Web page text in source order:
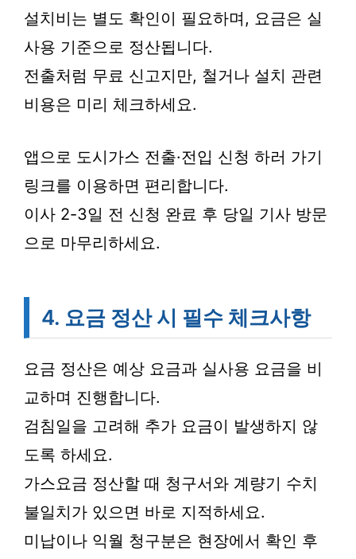
설치비는 별도 확인이 필요하며, 요금은 실
사용 기준으로 정산됩니다.
전출처럼 무료 신고지만, 철거나 설치 관련
비용은 미리 체크하세요.
앱으로 도시가스 전출·전입 신청 하러 가기
링크를 이용하면 편리합니다.
이사 2-3일 전 신청 완료 후 당일 기사 방문
으로 마무리하세요.
4. 요금 정산 시 필수 체크사항
요금 정산은 예상 요금과 실사용 요금을 비
교하며 진행합니다.
검침일을 고려해 추가 요금이 발생하지 않
도록 하세요.
가스요금 정산할 때 청구서와 계량기 수치
불일치가 있으면 바로 지적하세요.
미납이나 익월 청구분은 현장에서 확인 후